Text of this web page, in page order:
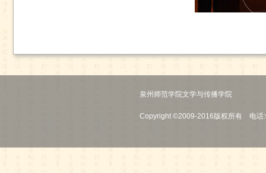
泉州师范学院文学与传播学院
Copyright ©2009-2016版权所有 电话